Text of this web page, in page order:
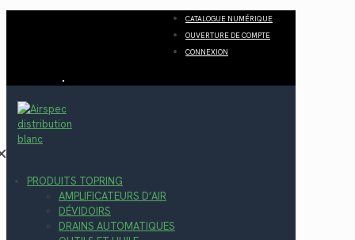
CATALOGUE NUMÉRIQUE
OUVERTURE DE COMPTE
CONNEXION
PRODUITS TOPRING
AMPLIFICATEURS D’AIR
DÉVIDOIRS
DRAINS AUTOMATIQUES